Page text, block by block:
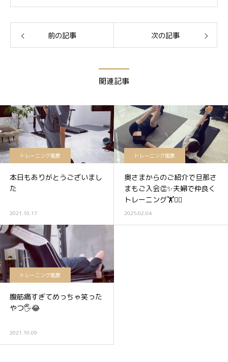
前の記事 次の記事
関連記事
トレーニング風景
本日もありがとうございまし
た
2021.10.17
トレーニング風景
奥さまからのご紹介で旦那さ
まもご入会👏✨夫婦で仲良く
トレーニング🏋️🏋️‍♂️
2025.02.04
トレーニング風景
腹筋痛すぎてめっちゃ笑った
やつ🖐😂
2021.10.09